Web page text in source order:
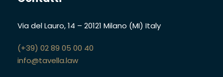
Via del Lauro, 14 – 20121 Milano (MI) Italy
(+39) 02 89 05 00 40
info@tavella.law